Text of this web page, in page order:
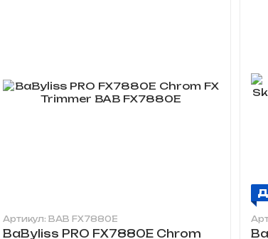
Артикул: BAB FX7880E
BaByliss PRO FX7880E Chrom